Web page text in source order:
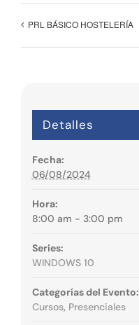
PRL BÁSICO HOSTELERÍA
Detalles
Fecha:
06/08/2024
Hora:
8:00 am - 3:00 pm
Series:
WINDOWS 10
Categorías del Evento:
Cursos, Presenciales